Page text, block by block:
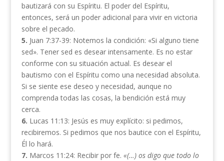
bautizará con su Espíritu. El poder del Espíritu,
entonces, será un poder adicional para vivir en victoria
sobre el pecado.
5. Juan 7:37-39: Notemos la condición: «Si alguno tiene
sed». Tener sed es desear intensamente. Es no estar
conforme con su situación actual. Es desear el
bautismo con el Espíritu como una necesidad absoluta.
Si se siente ese deseo y necesidad, aunque no
comprenda todas las cosas, la bendición está muy
cerca.
6. Lucas 11:13: Jesús es muy explícito: si pedimos,
recibiremos. Si pedimos que nos bautice con el Espíritu,
Él lo hará.
7. Marcos 11:24: Recibir por fe. «(…) os digo que todo lo